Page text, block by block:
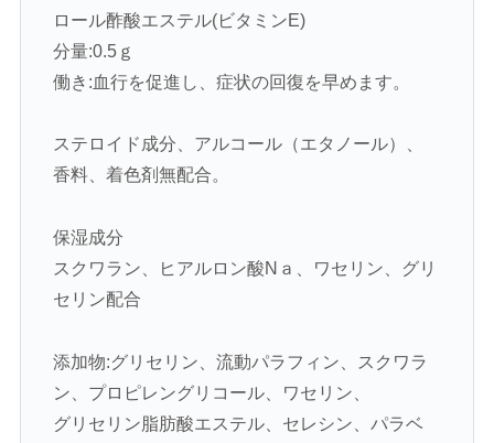
ロール酢酸エステル(ビタミンE)
分量:0.5ｇ
働き:血行を促進し、症状の回復を早めます。
ステロイド成分、アルコール（エタノール）、
香料、着色剤無配合。
保湿成分
スクワラン、ヒアルロン酸Nａ、ワセリン、グリ
セリン配合
添加物:グリセリン、流動パラフィン、スクワラ
ン、プロピレングリコール、ワセリン、
グリセリン脂肪酸エステル、セレシン、パラベ